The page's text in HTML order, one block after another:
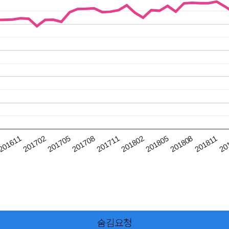
201702201705201708201711201802201805201808201811
숨김요청